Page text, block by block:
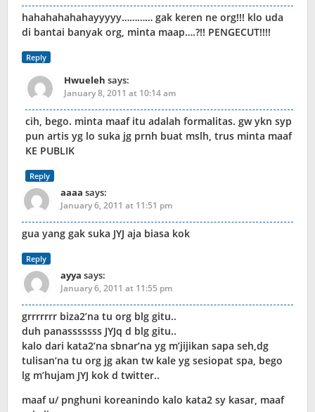
hahahahahahayyyyy………… gak keren ne org!!! klo uda
di bantai banyak org, minta maap….?!! PENGECUT!!!!
Reply
Hwueleh says:
January 8, 2011 at 10:14 am
cih, bego. minta maaf itu adalah formalitas. gw ykn syp
pun artis yg lo suka jg prnh buat mslh, trus minta maaf
KE PUBLIK
Reply
aaaa says:
January 6, 2011 at 11:51 pm
gua yang gak suka JYJ aja biasa kok
Reply
ayya says:
January 6, 2011 at 11:55 pm
grrrrrrr biza2’na tu org blg gitu..
duh panasssssss JYJq d blg gitu..
kalo dari kata2’na sbnar’na yg m’jijikan sapa seh,dg
tulisan’na tu org jg akan tw kale yg sesiopat spa, bego
lg m’hujam JYJ kok d twitter..
maaf u/ pnghuni koreanindo kalo kata2 sy kasar, maaf